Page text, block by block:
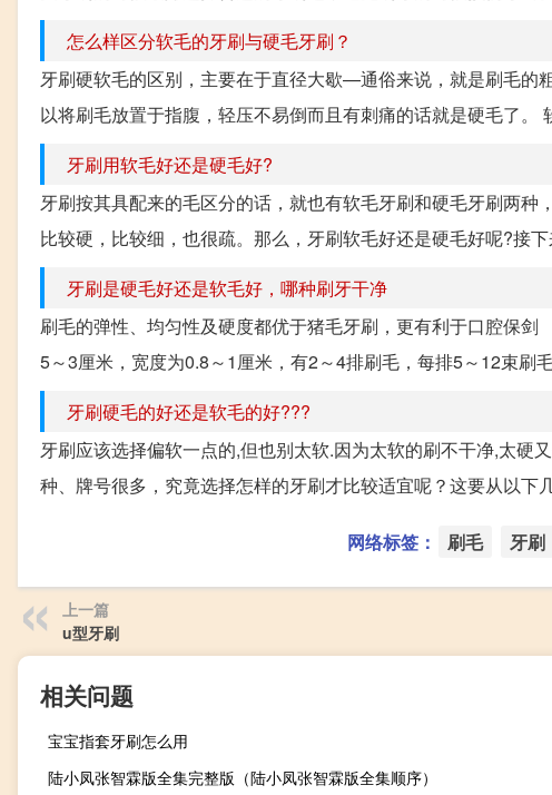
怎么样区分软毛的牙刷与硬毛牙刷？
牙刷硬软毛的区别，主要在于直径大歇—通俗来说，就是刷毛的
以将刷毛放置于指腹，轻压不易倒而且有刺痛的话就是硬毛了
牙刷用软毛好还是硬毛好?
牙刷按其具配来的毛区分的话，就也有软毛牙刷和硬毛牙刷两
比较硬，比较细，也很疏。那么，牙刷软毛好还是硬毛好呢?接
牙刷是硬毛好还是软毛好，哪种刷牙干净
刷毛的弹性、均匀性及硬度都优于猪毛牙刷，更有利于口腔保
5～3厘米，宽度为0.8～1厘米，有2～4排刷毛，每排5～12束刷
牙刷硬毛的好还是软毛的好???
牙刷应该选择偏软一点的,但也别太软.因为太软的刷不干净,太硬
种、牌号很多，究竟选择怎样的牙刷才比较适宜呢？这要从以
网络标签： 刷毛 牙刷
上一篇
u型牙刷
相关问题
宝宝指套牙刷怎么用
陆小凤张智霖版全集完整版（陆小凤张智霖版全集顺序）